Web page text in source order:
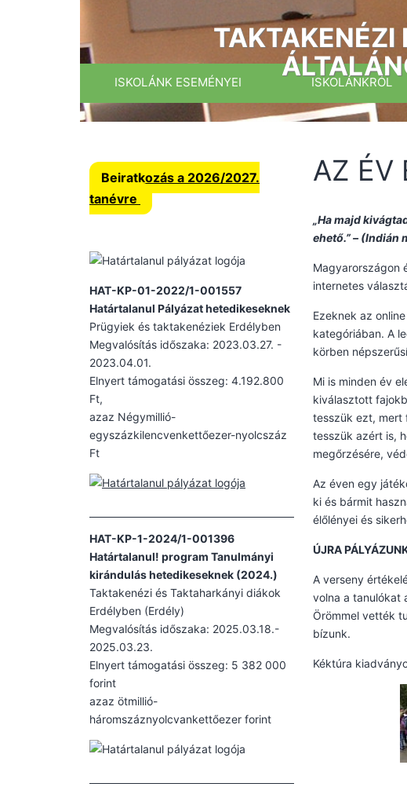
TAKTAKENÉZI
ISKOLÁNK ESEMÉNYEI ISKOLÁNKRÓL
Beiratkozás a 2026/2027.
tanévre
HAT-KP-01-2022/1-001557
Határtalanul Pályázat hetedikeseknek
Prügyiek és taktakenéziek Erdélyben
Megvalósítás időszaka: 2023.03.27. -
2023.04.01.
Elnyert támogatási összeg: 4.192.800
Ft,
azaz Négymillió-
egyszázkilencvenkettőezer-nyolcszáz
Ft
HAT-KP-1-2024/1-001396
Határtalanul! program Tanulmányi
kirándulás hetedikeseknek (2024.)
Taktakenézi és Taktaharkányi diákok
Erdélyben (Erdély)
Megvalósítás időszaka: 2025.03.18.-
2025.03.23.
Elnyert támogatási összeg: 5 382 000
forint
azaz ötmillió-
háromszáznyolcvankettőezer forint
AZ ÉV
„Ha majd
ehető.” – (Indián
Magyarországon
internetes
Ezeknek az
kategóriában. A
körben
Mi is minden év
kiválasztott
tesszük ezt, mert
tesszük azért is,
megőrzésére,
Az éven egy
ki és bármit
élőlényei és
ÚJRA
A verseny
volna a tanulókat
Örömmel vették
bízunk.
Kéktúra